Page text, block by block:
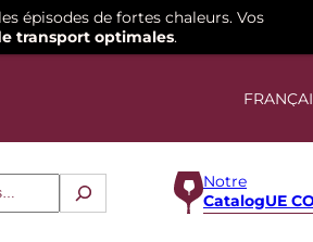
Notre
CatalogUE
épisodes de fortes chaleurs. Vos
transport optimales.